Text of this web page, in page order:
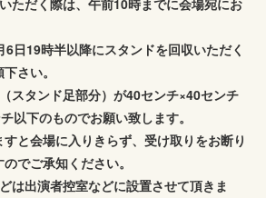
ただく際は、午前10時までに会場宛にお
日19時半以降にスタンドを回収いただく
さい。
スタンド足部分）が40センチ×40センチ
以下のものでお願い致します。
と会場に入りきらず、受け取りをお断り
でご承知ください。
は出演者控室などに設置させて頂きま